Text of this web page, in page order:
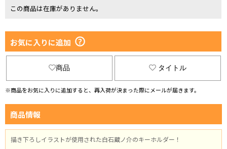
この商品は在庫がありません。
お気に入りに追加
商品 タイトル
※商品をお気に入りに追加すると、再入荷が決まった際にメールが届きます。
商品情報
描き下ろしイラストが使用された白石蔵ノ介のキーホルダー！